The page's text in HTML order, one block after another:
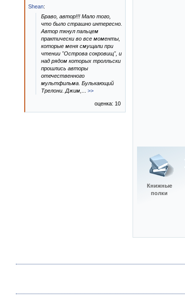
Книжные
полки
Shean:
Браво, автор!!! Мало того,
что было страшно интересно.
Автор ткнул пальцем
практически во все моменты,
которые меня смущали при
чтении "Острова сокровищ", и
над рядом которых тролльски
прошлись авторы
отечественного
мультфильма. Булькающий
Трелони. Джим,
>>
оценка: 10